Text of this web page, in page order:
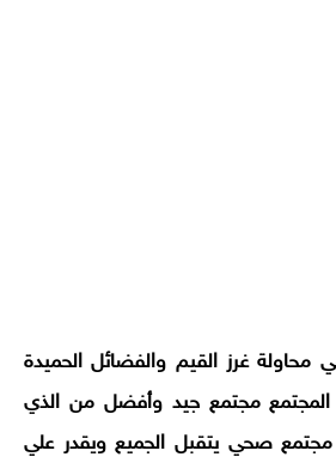
محاولة غرز القيم والفضائل الحميدة
المجتمع مجتمع جيد وأفضل من الذي
صحي يتقبل الجميع ويقدر علي